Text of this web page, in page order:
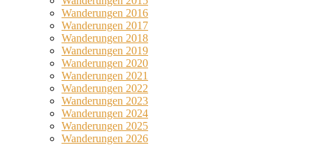
Wanderungen 2016
Wanderungen 2017
Wanderungen 2018
Wanderungen 2019
Wanderungen 2020
Wanderungen 2021
Wanderungen 2022
Wanderungen 2023
Wanderungen 2024
Wanderungen 2025
Wanderungen 2026